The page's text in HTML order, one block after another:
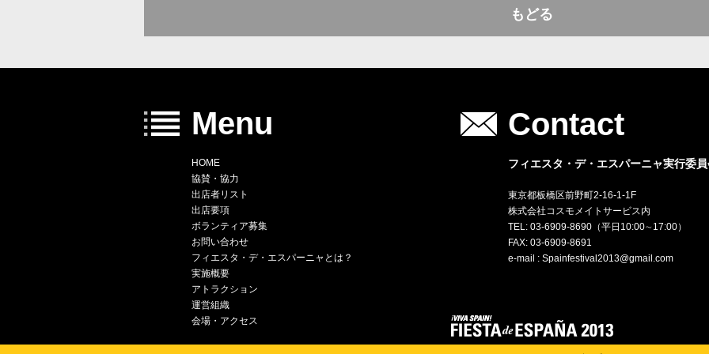
もどる
Menu
HOME
協賛・協力
出店者リスト
出店要項
ボランティア募集
お問い合わせ
フィエスタ・デ・エスパーニャとは？
実施概要
アトラクション
運営組織
会場・アクセス
Contact
フィエスタ・デ・エスパーニャ実行委
東京都板橋区前野町2-16-1-1F
株式会社コスモメイトサービス内
TEL: 03-6909-8690（平日10:00∼17:00）
FAX: 03-6909-8691
e-mail : Spainfestival2013@gmail.com